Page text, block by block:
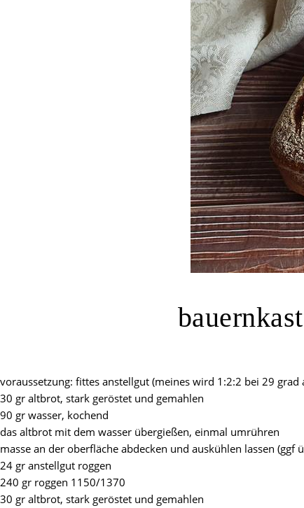
voraussetzung: fittes anstellgut (meines wird 1:2:2 bei 29
30 gr altbrot, stark geröstet und gemahlen
90 gr wasser, kochend
das altbrot mit dem wasser übergießen, einmal umrühren
masse an der oberfläche abdecken und auskühlen lassen (ggf
24 gr anstellgut roggen
240 gr roggen 1150/1370
30 gr altbrot, stark geröstet und gemahlen